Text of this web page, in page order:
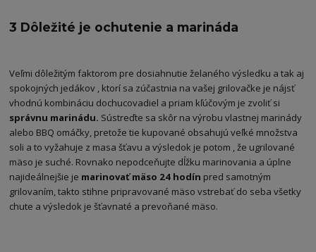
3 Dôležité je ochutenie a marináda
Veľmi dôležitým faktorom pre dosiahnutie želaného výsledku a tak aj
spokojných jedákov , ktorí sa zúčastnia na vašej grilovačke je nájsť
vhodnú kombináciu dochucovadiel a priam kľúčovým je zvoliť si
správnu marinádu. Sústreďte sa skôr na výrobu vlastnej marinády
alebo BBQ omáčky, pretože tie kupované obsahujú veľké množstva
soli a to vyžahuje z masa šťavu a výsledok je potom , že ugrilované
mäso je suché. Rovnako nepodceňujte dĺžku marinovania a úplne
najideálnejšie je marinovať mäso 24 hodín pred samotným
grilovaním, takto stihne pripravované mäso vstrebať do seba všetky
chute a výsledok je šťavnaté a prevoňané mäso.